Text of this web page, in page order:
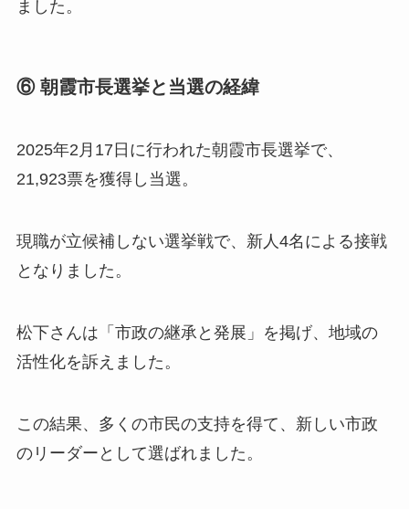
ました。
⑥ 朝霞市長選挙と当選の経緯
2025年2月17日に行われた朝霞市長選挙で、
21,923票を獲得し当選。
現職が立候補しない選挙戦で、新人4名による接戦
となりました。
松下さんは「市政の継承と発展」を掲げ、地域の
活性化を訴えました。
この結果、多くの市民の支持を得て、新しい市政
のリーダーとして選ばれました。